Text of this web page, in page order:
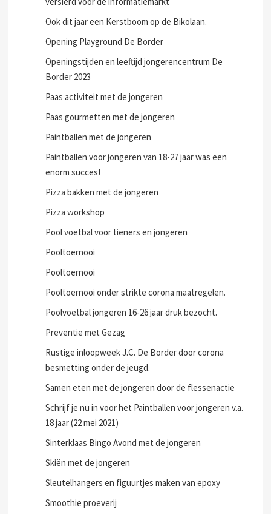
Ook dit jaar een Kerstboom op de Bikolaan.
Opening Playground De Border
Openingstijden en leeftijd jongerencentrum De
Border 2023
Paas activiteit met de jongeren
Paas gourmetten met de jongeren
Paintballen met de jongeren
Paintballen voor jongeren van 18-27 jaar was een
enorm succes!
Pizza bakken met de jongeren
Pizza workshop
Pool voetbal voor tieners en jongeren
Pooltoernooi
Pooltoernooi
Pooltoernooi onder strikte corona maatregelen.
Poolvoetbal jongeren 16-26 jaar druk bezocht.
Preventie met Gezag
Rustige inloopweek J.C. De Border door corona
besmetting onder de jeugd.
Samen eten met de jongeren door de flessenactie
Schrijf je nu in voor het Paintballen voor jongeren v.a.
18 jaar (22 mei 2021)
Sinterklaas Bingo Avond met de jongeren
Skiën met de jongeren
Sleutelhangers en figuurtjes maken van epoxy
Smoothie proeverij